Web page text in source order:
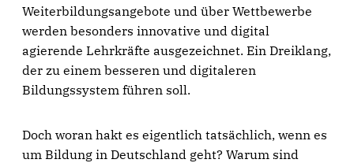
Weiterbildungsangebote und über Wettbewerbe
werden besonders innovative und digital
agierende Lehrkräfte ausgezeichnet. Ein Dreiklang,
der zu einem besseren und digitaleren
Bildungssystem führen soll.
Doch woran hakt es eigentlich tatsächlich, wenn es
um Bildung in Deutschland geht? Warum sind